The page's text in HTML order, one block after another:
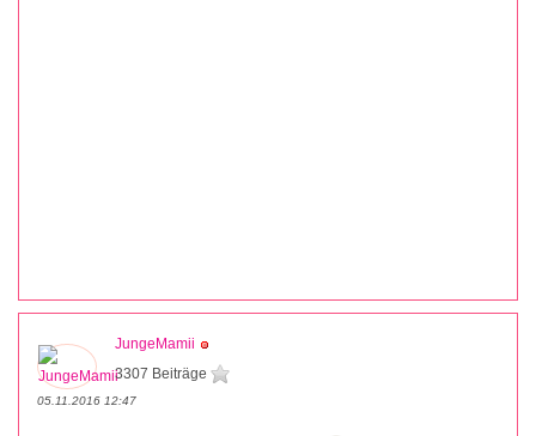
JungeMamii
3307 Beiträge
05.11.2016 12:47